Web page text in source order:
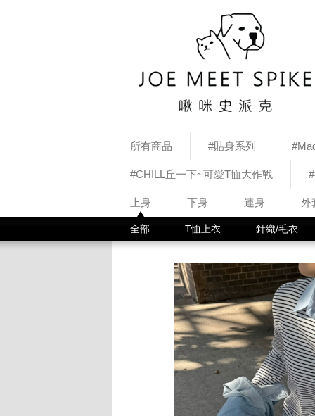
所有商品 #貼身系列
#CHILL丘一下~可愛T恤大作戰
上身 下身 連身 外
全部 T恤上衣 針織/毛衣